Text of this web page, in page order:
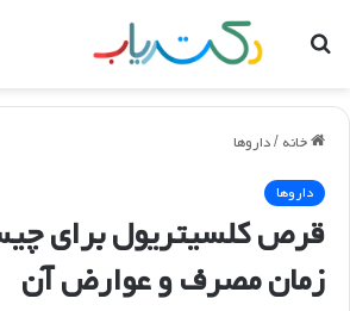
جستجو
خانه /داروها
داروها
قرص کلسیتریول برای
زمان مصرف و عوارض آن